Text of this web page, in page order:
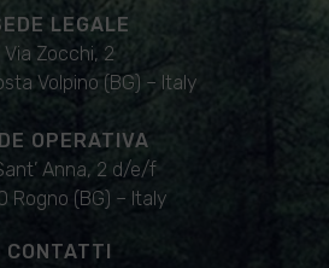
LEGALE
Via Zocchi, 2
Volpino (BG) – Italy
OPERATIVA
Anna, 2 d/e/f
Rogno (BG) – Italy
CONTATTI